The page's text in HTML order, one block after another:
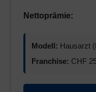
Nettoprämie:
Modell: Hausarzt
Franchise: CHF